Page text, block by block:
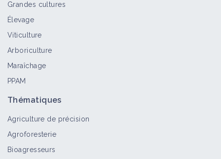
Grandes cultures
Élevage
Viticulture
Arboriculture
Maraîchage
PPAM
Thématiques
Agriculture de précision
Agroforesterie
Bioagresseurs